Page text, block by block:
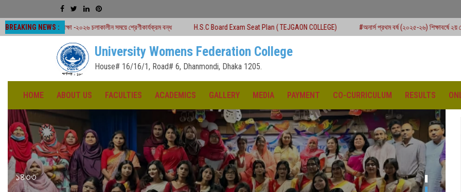
BREAKING NEWS :
-২০২৬ চলাকালীন সময়ে শ্রেণীকার্যক্রম বন্ধ H.S.C Board Exam Seat Plan ( TEJGAON COLLEGE) #অনার্স প্রথম বর্ষ (২০২৫-২৬) শিক্ষাবর্ষে ২য় মেধাতালিকায় ভর্তি
University Womens Federation College
House# 16/16/1, Road# 6, Dhanmondi, Dhaka 1205.
HOME ABOUT US FACULTIES ACADEMICS GALLERY MEDIA PAYMENT CO-CURRICULUM RESULTS
১৪৩৩